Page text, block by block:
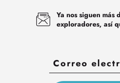
Ya nos siguen más
exploradores, así